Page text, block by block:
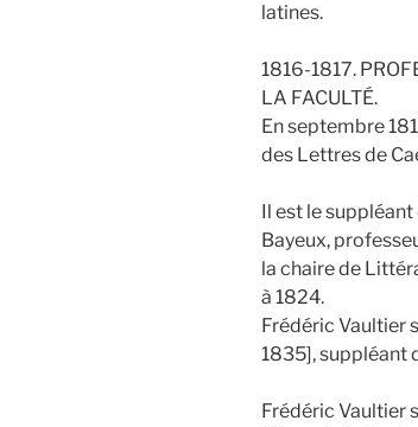
latines.
1816-1817.
LA FACULTÉ.
En septembre
des Lettres de
Il est le
Bayeux,
la chaire de
à 1824.
Frédéric Vaultier
1835], suppléant
Frédéric Vaultier